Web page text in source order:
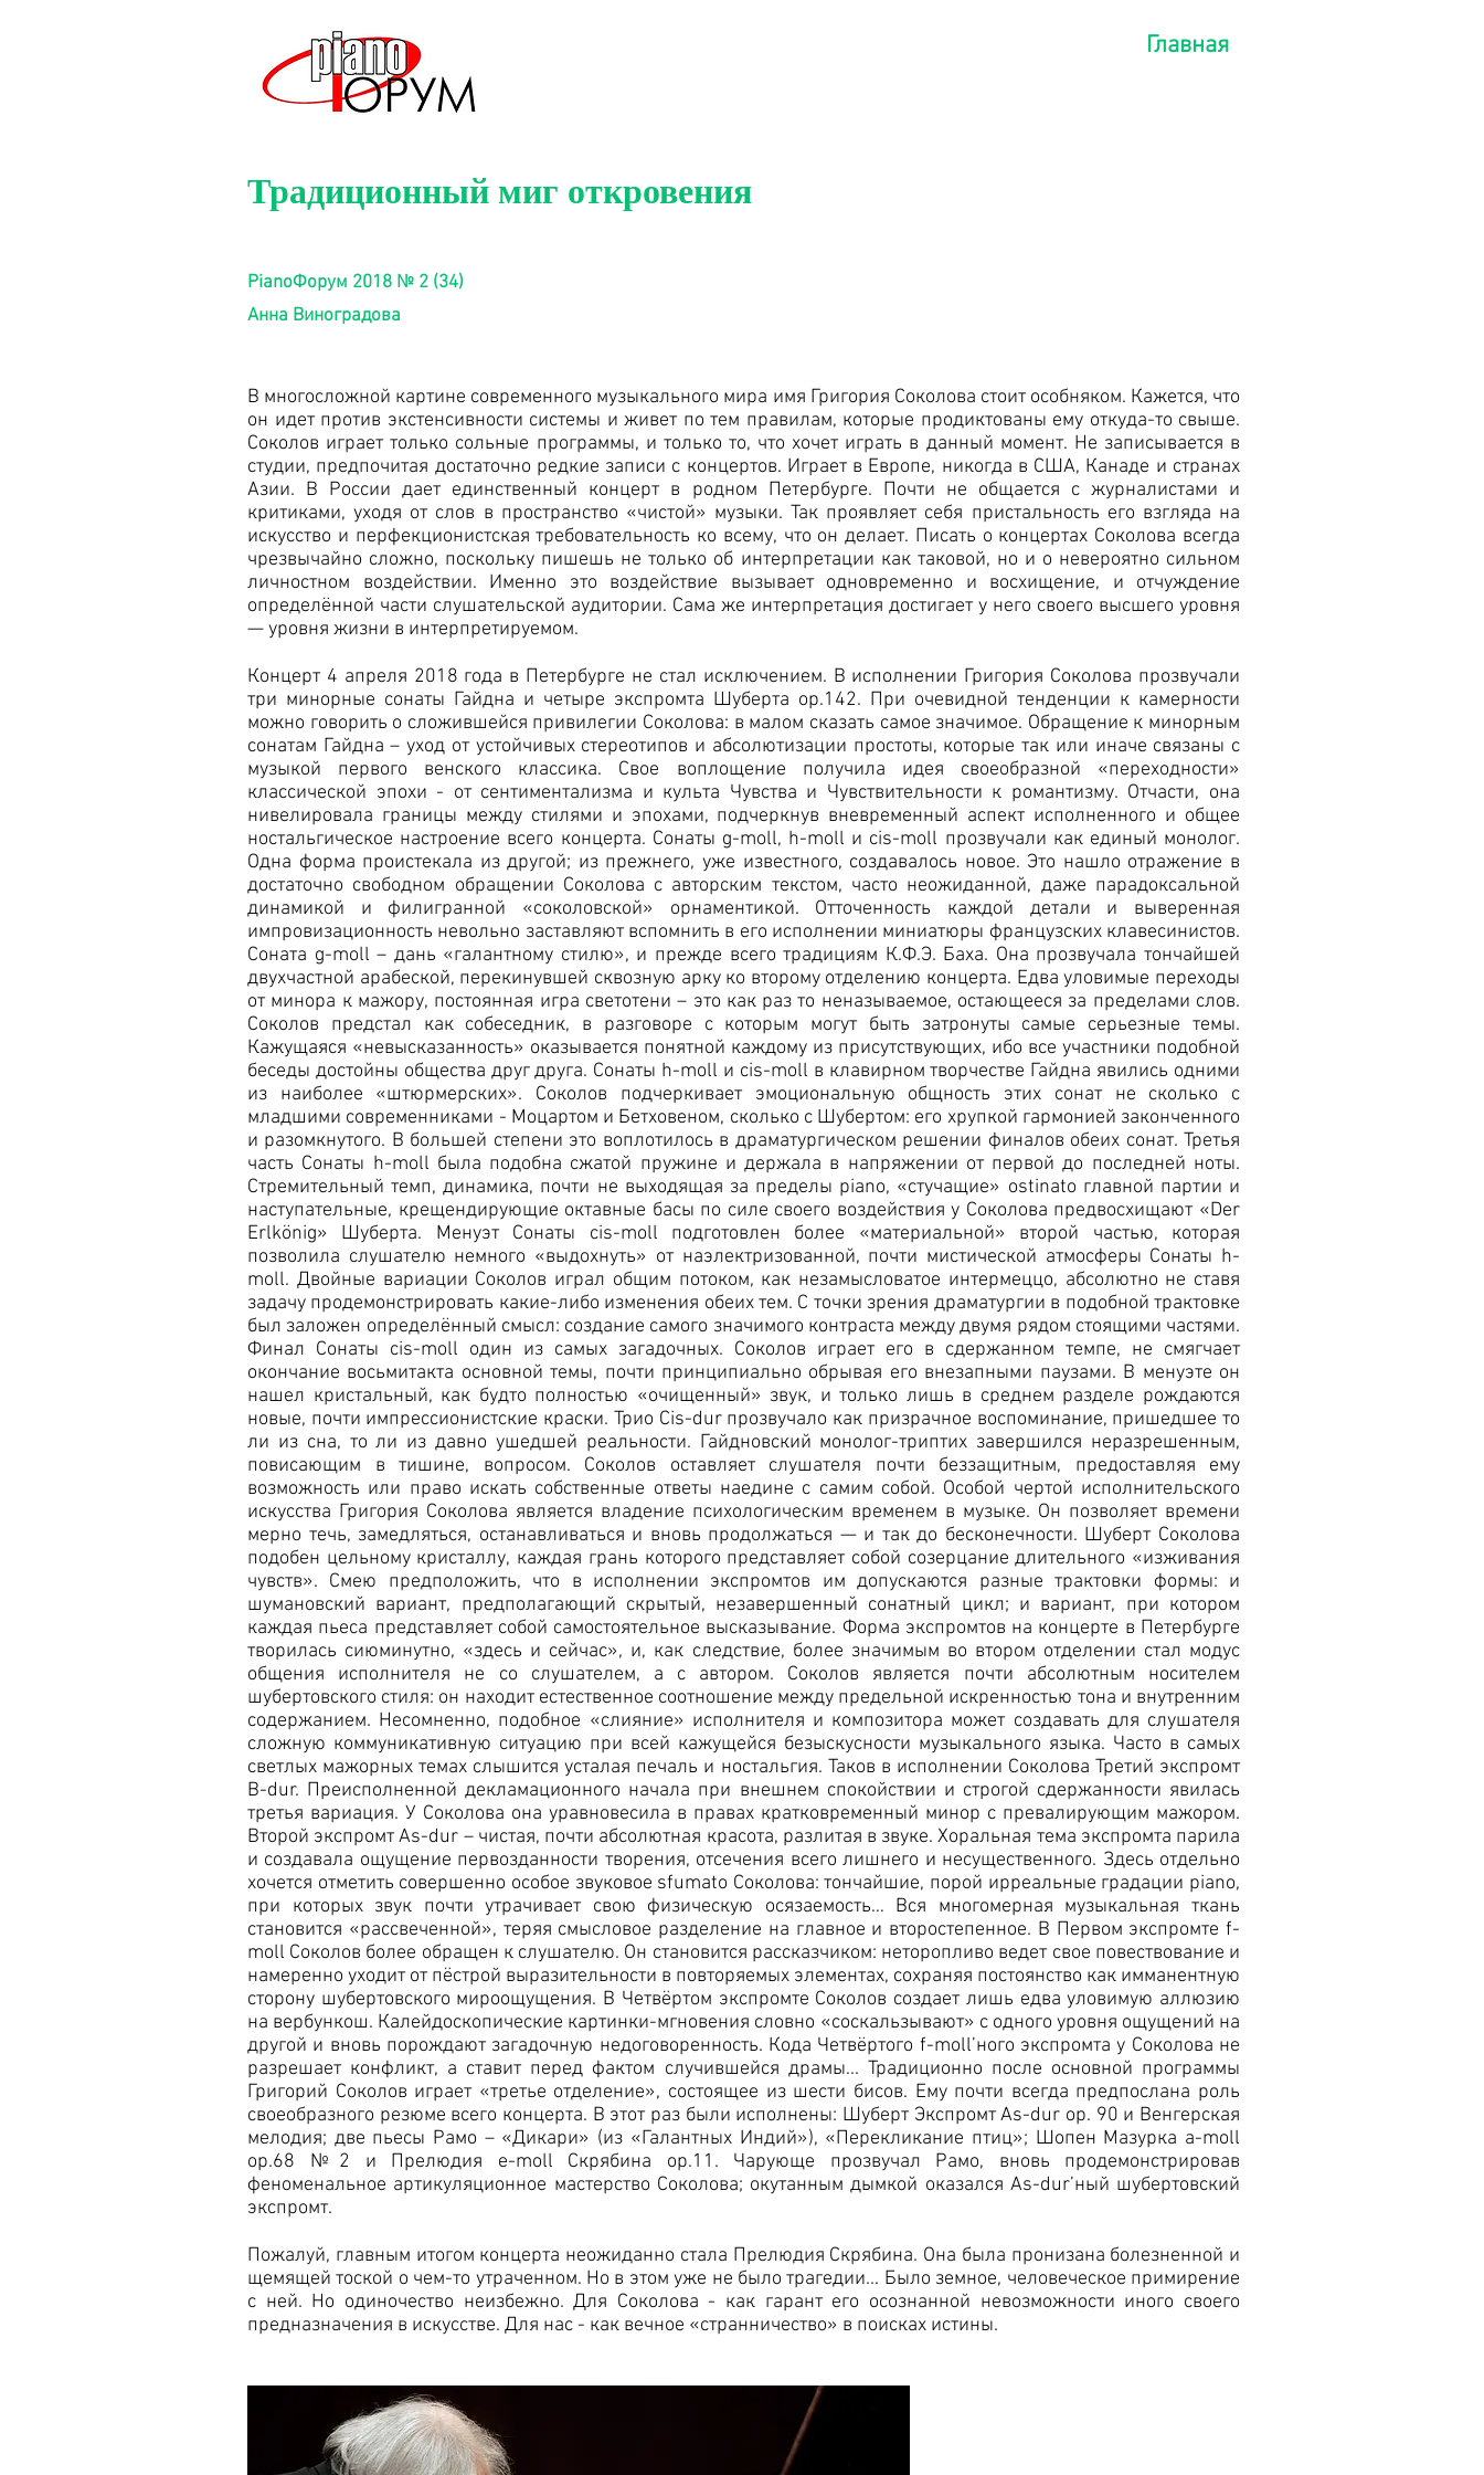
Главная
Традиционный миг откровения
PianoФорум 2018 № 2 (34)
Анна Виноградова
В многосложной картине современного музыкального мира имя Григория Соколова стоит особняком. Кажется, что
он идет против экстенсивности системы и живет по тем правилам, которые продиктованы ему откуда-то свыше.
Соколов играет только сольные программы, и только то, что хочет играть в данный момент. Не записывается в
студии, предпочитая достаточно редкие записи с концертов. Играет в Европе, никогда в США, Канаде и странах
Азии. В России дает единственный концерт в родном Петербурге. Почти не общается с журналистами и
критиками, уходя от слов в пространство «чистой» музыки. Так проявляет себя пристальность его взгляда на
искусство и перфекционистская требовательность ко всему, что он делает. Писать о концертах Соколова всегда
чрезвычайно сложно, поскольку пишешь не только об интерпретации как таковой, но и о невероятно сильном
личностном воздействии. Именно это воздействие вызывает одновременно и восхищение, и отчуждение
определённой части слушательской аудитории. Сама же интерпретация достигает у него своего высшего уровня
— уровня жизни в интерпретируемом.
Концерт 4 апреля 2018 года в Петербурге не стал исключением. В исполнении Григория Соколова прозвучали
три минорные сонаты Гайдна и четыре экспромта Шуберта ор.142. При очевидной тенденции к камерности
можно говорить о сложившейся привилегии Соколова: в малом сказать самое значимое. Обращение к минорным
сонатам Гайдна – уход от устойчивых стереотипов и абсолютизации простоты, которые так или иначе связаны с
музыкой первого венского классика. Свое воплощение получила идея своеобразной «переходности»
классической эпохи - от сентиментализма и культа Чувства и Чувствительности к романтизму. Отчасти, она
нивелировала границы между стилями и эпохами, подчеркнув вневременный аспект исполненного и общее
ностальгическое настроение всего концерта. Сонаты g-moll, h-moll и cis-moll прозвучали как единый монолог.
Одна форма проистекала из другой; из прежнего, уже известного, создавалось новое. Это нашло отражение в
достаточно свободном обращении Соколова с авторским текстом, часто неожиданной, даже парадоксальной
динамикой и филигранной «соколовской» орнаментикой. Отточенность каждой детали и выверенная
импровизационность невольно заставляют вспомнить в его исполнении миниатюры французских клавесинистов.
Соната g-moll – дань «галантному стилю», и прежде всего традициям К.Ф.Э. Баха. Она прозвучала тончайшей
двухчастной арабеской, перекинувшей сквозную арку ко второму отделению концерта. Едва уловимые переходы
от минора к мажору, постоянная игра светотени – это как раз то неназываемое, остающееся за пределами слов.
Соколов предстал как собеседник, в разговоре с которым могут быть затронуты самые серьезные темы.
Кажущаяся «невысказанность» оказывается понятной каждому из присутствующих, ибо все участники подобной
беседы достойны общества друг друга. Сонаты h-moll и cis-moll в клавирном творчестве Гайдна явились одними
из наиболее «штюрмерских». Соколов подчеркивает эмоциональную общность этих сонат не сколько с
младшими современниками - Моцартом и Бетховеном, сколько с Шубертом: его хрупкой гармонией законченного
и разомкнутого. В большей степени это воплотилось в драматургическом решении финалов обеих сонат. Третья
часть Сонаты h-moll была подобна сжатой пружине и держала в напряжении от первой до последней ноты.
Стремительный темп, динамика, почти не выходящая за пределы piano, «стучащие» ostinato главной партии и
наступательные, крещендирующие октавные басы по силе своего воздействия у Соколова предвосхищают «Der
Erlkönig» Шуберта. Менуэт Сонаты cis-moll подготовлен более «материальной» второй частью, которая
позволила слушателю немного «выдохнуть» от наэлектризованной, почти мистической атмосферы Сонаты h-
moll. Двойные вариации Соколов играл общим потоком, как незамысловатое интермеццо, абсолютно не ставя
задачу продемонстрировать какие-либо изменения обеих тем. С точки зрения драматургии в подобной трактовке
был заложен определённый смысл: создание самого значимого контраста между двумя рядом стоящими частями.
Финал Сонаты cis-moll один из самых загадочных. Соколов играет его в сдержанном темпе, не смягчает
окончание восьмитакта основной темы, почти принципиально обрывая его внезапными паузами. В менуэте он
нашел кристальный, как будто полностью «очищенный» звук, и только лишь в среднем разделе рождаются
новые, почти импрессионистские краски. Трио Cis-dur прозвучало как призрачное воспоминание, пришедшее то
ли из сна, то ли из давно ушедшей реальности. Гайдновский монолог-триптих завершился неразрешенным,
повисающим в тишине, вопросом. Соколов оставляет слушателя почти беззащитным, предоставляя ему
возможность или право искать собственные ответы наедине с самим собой. Особой чертой исполнительского
искусства Григория Соколова является владение психологическим временем в музыке. Он позволяет времени
мерно течь, замедляться, останавливаться и вновь продолжаться — и так до бесконечности. Шуберт Соколова
подобен цельному кристаллу, каждая грань которого представляет собой созерцание длительного «изживания
чувств». Смею предположить, что в исполнении экспромтов им допускаются разные трактовки формы: и
шумановский вариант, предполагающий скрытый, незавершенный сонатный цикл; и вариант, при котором
каждая пьеса представляет собой самостоятельное высказывание. Форма экспромтов на концерте в Петербурге
творилась сиюминутно, «здесь и сейчас», и, как следствие, более значимым во втором отделении стал модус
общения исполнителя не со слушателем, а с автором. Соколов является почти абсолютным носителем
шубертовского стиля: он находит естественное соотношение между предельной искренностью тона и внутренним
содержанием. Несомненно, подобное «слияние» исполнителя и композитора может создавать для слушателя
сложную коммуникативную ситуацию при всей кажущейся безыскусности музыкального языка. Часто в самых
светлых мажорных темах слышится усталая печаль и ностальгия. Таков в исполнении Соколова Третий экспромт
B-dur. Преисполненной декламационного начала при внешнем спокойствии и строгой сдержанности явилась
третья вариация. У Соколова она уравновесила в правах кратковременный минор с превалирующим мажором.
Второй экспромт As-dur – чистая, почти абсолютная красота, разлитая в звуке. Хоральная тема экспромта парила
и создавала ощущение первозданности творения, отсечения всего лишнего и несущественного. Здесь отдельно
хочется отметить совершенно особое звуковое sfumato Соколова: тончайшие, порой ирреальные градации piano,
при которых звук почти утрачивает свою физическую осязаемость… Вся многомерная музыкальная ткань
становится «рассвеченной», теряя смысловое разделение на главное и второстепенное. В Первом экспромте f-
moll Соколов более обращен к слушателю. Он становится рассказчиком: неторопливо ведет свое повествование и
намеренно уходит от пёстрой выразительности в повторяемых элементах, сохраняя постоянство как имманентную
сторону шубертовского мироощущения. В Четвёртом экспромте Соколов создает лишь едва уловимую аллюзию
на вербункош. Калейдоскопические картинки-мгновения словно «соскальзывают» с одного уровня ощущений на
другой и вновь порождают загадочную недоговоренность. Кода Четвёртого f-moll’ного экспромта у Соколова не
разрешает конфликт, а ставит перед фактом случившейся драмы... Традиционно после основной программы
Григорий Соколов играет «третье отделение», состоящее из шести бисов. Ему почти всегда предпослана роль
своеобразного резюме всего концерта. В этот раз были исполнены: Шуберт Экспромт As-dur ор. 90 и Венгерская
мелодия; две пьесы Рамо – «Дикари» (из «Галантных Индий»), «Перекликание птиц»; Шопен Мазурка a-moll
ор.68 №2 и Прелюдия e-moll Скрябина ор.11. Чарующе прозвучал Рамо, вновь продемонстрировав
феноменальное артикуляционное мастерство Соколова; окутанным дымкой оказался As-dur’ный шубертовский
экспромт.
Пожалуй, главным итогом концерта неожиданно стала Прелюдия Скрябина. Она была пронизана болезненной и
щемящей тоской о чем-то утраченном. Но в этом уже не было трагедии... Было земное, человеческое примирение
с ней. Но одиночество неизбежно. Для Соколова - как гарант его осознанной невозможности иного своего
предназначения в искусстве. Для нас - как вечное «странничество» в поисках истины.